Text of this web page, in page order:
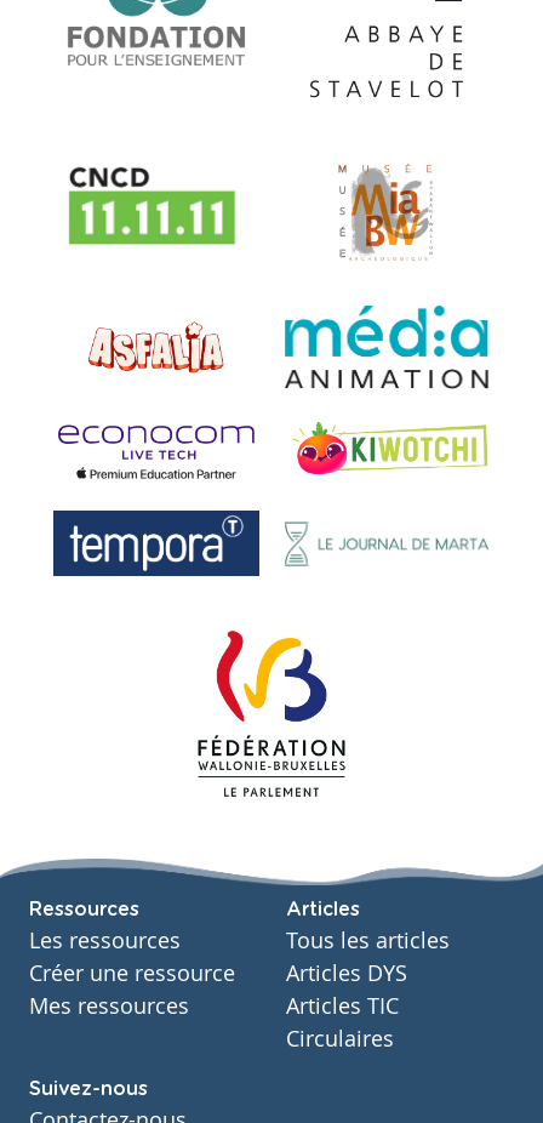
Ressources
Les ressources
Créer une ressource
Mes ressources
Articles
Tous les articles
Articles DYS
Articles TIC
Circulaires
Suivez-nous